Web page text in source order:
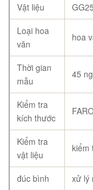
Vật liệu
Loại hoa
văn
hoa
Thời gian
mẫu
45
Kiểm tra
kích thước
Kiểm tra
vật liệu
kiểm
đúc bình
xử lý